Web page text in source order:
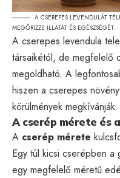
A CSEREPES LEVENDULÁT
MEGŐRIZZE ILLATÁT ÉS EGÉSZSÉGÉT.
A cserepes levendula
társaikétól, de megfelelő
megoldható. A
hiszen a cserepes
körülmények megkívánják.
A cserép mérete és
A cserép mérete
Egy túl kicsi cserépben a
egy megfelelő méretű